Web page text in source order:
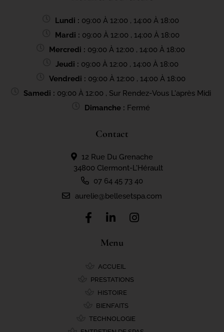
Lundi : 09:00 À 12:00 , 14:00 À 18:00
Mardi : 09:00 À 12:00 , 14:00 À 18:00
Mercredi : 09:00 À 12:00 , 14:00 À 18:00
Jeudi : 09:00 À 12:00 , 14:00 À 18:00
Vendredi : 09:00 À 12:00 , 14:00 À 18:00
Samedi : 09:00 À 12:00 , Sur Rendez-Vous L'après Midi
Dimanche : Fermé
Contact
12 Rue Du Grenache
34800 Clermont-L'Hérault
07 64 45 73 40
aurelie@bellesetspa.com
Menu
ACCUEIL
PRESTATIONS
HISTOIRE
BIENFAITS
TECHNOLOGIE